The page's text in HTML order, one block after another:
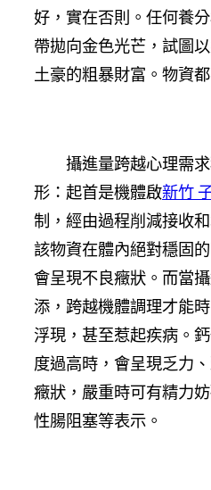
好，實在否則。任何養
帶拋向金色光芒，試圖
土豪的粗暴財富。物資
攝進量跨越心理需求
形：起首是機體啟新竹
制，經由過程削減接收
該物資在體內絕對穩固
會呈現不良癥狀。而當
添，跨越機體調理才能
浮現，甚至惹起疾病。
度過高時，會呈現乏力
癥狀，嚴重時可有精力
性腸阻塞等表示。